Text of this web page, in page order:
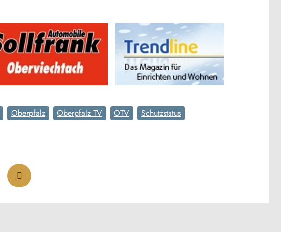
Oberpfalz Oberpfalz TV OTV
Schutzstatus